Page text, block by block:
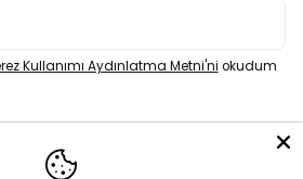
Kullanımı Aydınlatma Metni'ni okudum